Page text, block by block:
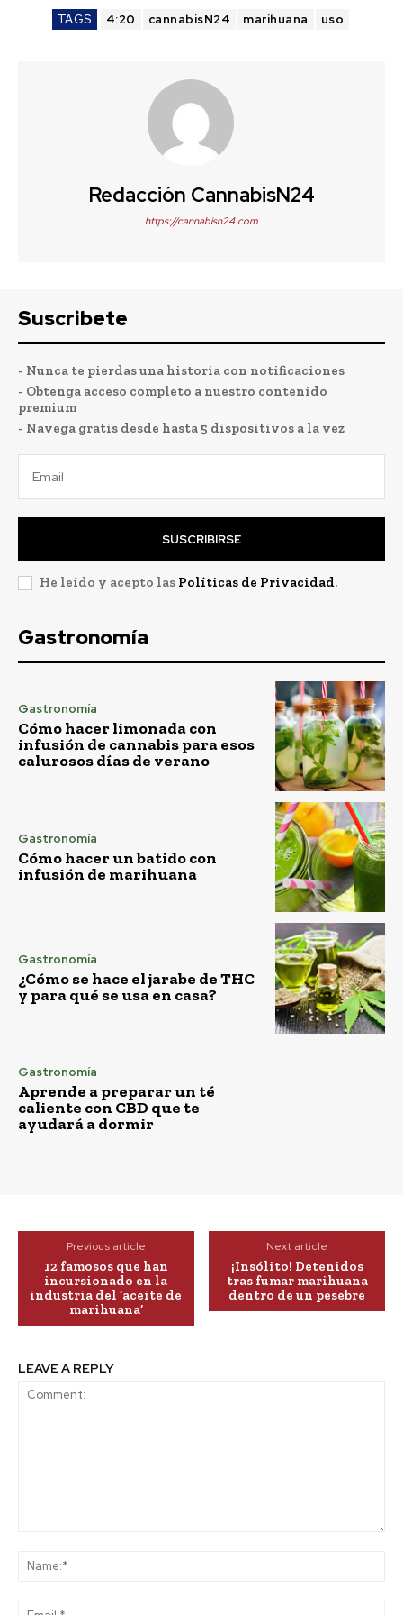
TAGS 4:20 cannabisN24 marihuana uso
Redacción CannabisN24
https://cannabisn24.com
Suscribete
- Nunca te pierdas una historia con notificaciones
- Obtenga acceso completo a nuestro contenido
premium
- Navega gratis desde hasta 5 dispositivos a la vez
SUSCRIBIRSE
He leído y acepto las Políticas de Privacidad.
Gastronomía
Gastronomía
Cómo hacer limonada con
infusión de cannabis para esos
calurosos días de verano
Gastronomía
Cómo hacer un batido con
infusión de marihuana
Gastronomía
¿Cómo se hace el jarabe de THC
y para qué se usa en casa?
Gastronomía
Aprende a preparar un té
caliente con CBD que te
ayudará a dormir
Previous article
12 famosos que han
incursionado en la
industria del ‘aceite de
marihuana’
Next article
¡Insólito! Detenidos
tras fumar marihuana
dentro de un pesebre
LEAVE A REPLY